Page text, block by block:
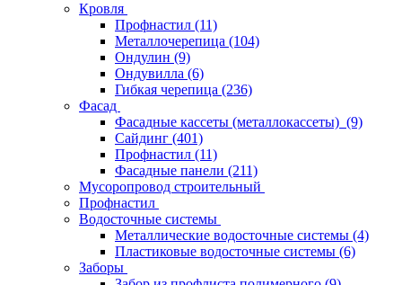
Кровля
Профнастил (11)
Металлочерепица (104)
Ондулин (9)
Ондувилла (6)
Гибкая черепица (236)
Фасад
Фасадные кассеты (металлокассеты) (9)
Сайдинг (401)
Профнастил (11)
Фасадные панели (211)
Мусоропровод строительный
Профнастил
Водосточные системы
Металлические водосточные системы (4)
Пластиковые водосточные системы (6)
Заборы